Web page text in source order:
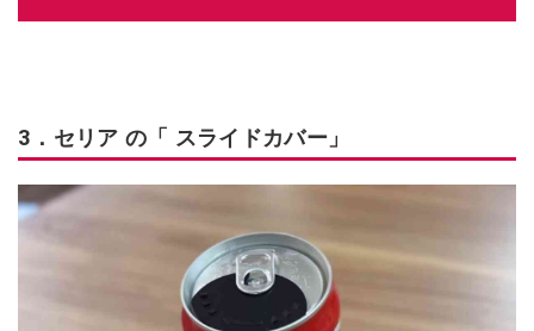
3．セリア の「 スライドカバー」